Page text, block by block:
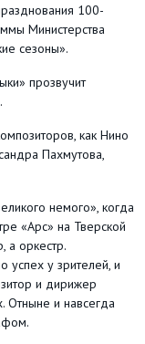
100-
Министерства
сезоны».
прозвучит
как Нино
Пахмутова,
немого», когда
«Арс» на Тверской
а оркестр.
у зрителей, и
и дирижер
Отныне и навсегда